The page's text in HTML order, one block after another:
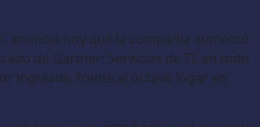
anunció hoy que la compañía aumentó
de Gartner: Servicios de TI, en todo
ingresos, frente al octavo lugar en